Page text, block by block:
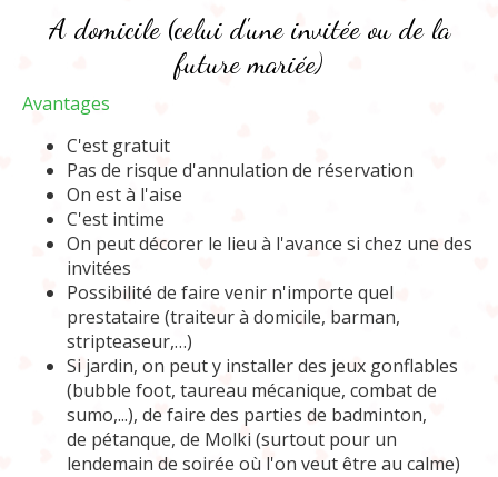
A domicile (celui d'une invitée ou de la
future mariée)
Avantages
C'est gratuit
Pas de risque d'annulation de réservation
On est à l'aise
C'est intime
On peut décorer le lieu à l'avance si chez une des
invitées
Possibilité de faire venir n'importe quel
prestataire (traiteur à domicile, barman,
stripteaseur,…)
Si jardin, on peut y installer des jeux gonflables
(bubble foot, taureau mécanique, combat de
sumo,...), de faire des parties de badminton,
de pétanque, de Molki (surtout pour un
lendemain de soirée où l'on veut être au calme)